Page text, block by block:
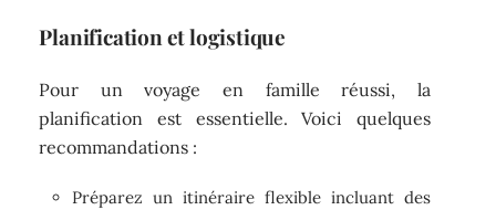
Planification et logistique
Pour un voyage en famille réussi, la
planification est essentielle. Voici quelques
recommandations :
Préparez un itinéraire flexible incluant des